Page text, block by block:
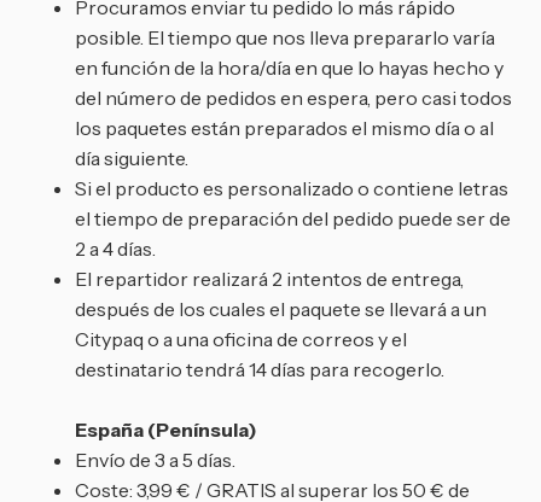
Procuramos enviar tu pedido lo más rápido
posible. El tiempo que nos lleva prepararlo varía
en función de la hora/día en que lo hayas hecho y
del número de pedidos en espera, pero casi todos
los paquetes están preparados el mismo día o al
día siguiente.
Si el producto es personalizado o contiene letras
el tiempo de preparación del pedido puede ser de
2 a 4 días.
El repartidor realizará 2 intentos de entrega,
después de los cuales el paquete se llevará a un
Citypaq o a una oficina de correos y el
destinatario tendrá 14 días para recogerlo.
España (Península)
Envío de 3 a 5 días.
Coste: 3,99 € / GRATIS al superar los 50 € de